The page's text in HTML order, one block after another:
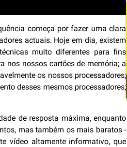
começa por fazer uma clara
actuais. Hoje em dia, existem
muito diferentes para fins
nos nossos cartões de memória; a
os nossos processadores;
desses mesmos processadores;
de resposta máxima, enquanto
mas também os mais baratos -
vídeo altamente informativo, que